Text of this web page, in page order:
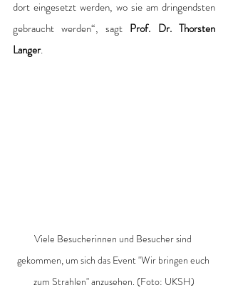
dort eingesetzt werden, wo sie am dringendsten
gebraucht werden“, sagt Prof. Dr. Thorsten
Langer.
Viele Besucherinnen und Besucher sind
gekommen, um sich das Event "Wir bringen euch
zum Strahlen" anzusehen. (Foto: UKSH)